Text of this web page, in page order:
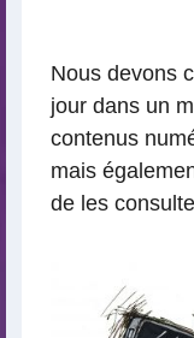
Nous devons
jour dans un
contenus
mais
de les